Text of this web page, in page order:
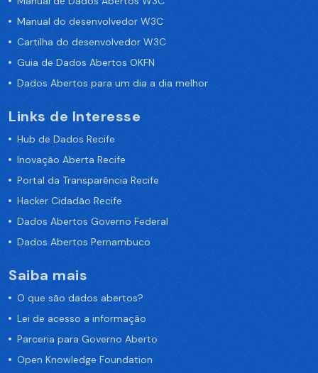
Manual do desenvolvedor W3C
Cartilha do desenvolvedor W3C
Guia de Dados Abertos OKFN
Dados Abertos para um dia a dia melhor
Links de Interesse
Hub de Dados Recife
Inovação Aberta Recife
Portal da Transparência Recife
Hacker Cidadão Recife
Dados Abertos Governo Federal
Dados Abertos Pernambuco
Saiba mais
O que são dados abertos?
Lei de acesso a informação
Parceria para Governo Aberto
Open Knowledge Foundation